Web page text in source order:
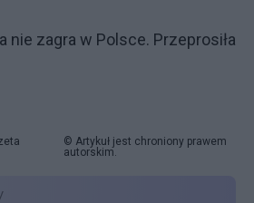
nie zagra w Polsce. Przeprosiła
© Artykuł jest chroniony prawem
autorskim.